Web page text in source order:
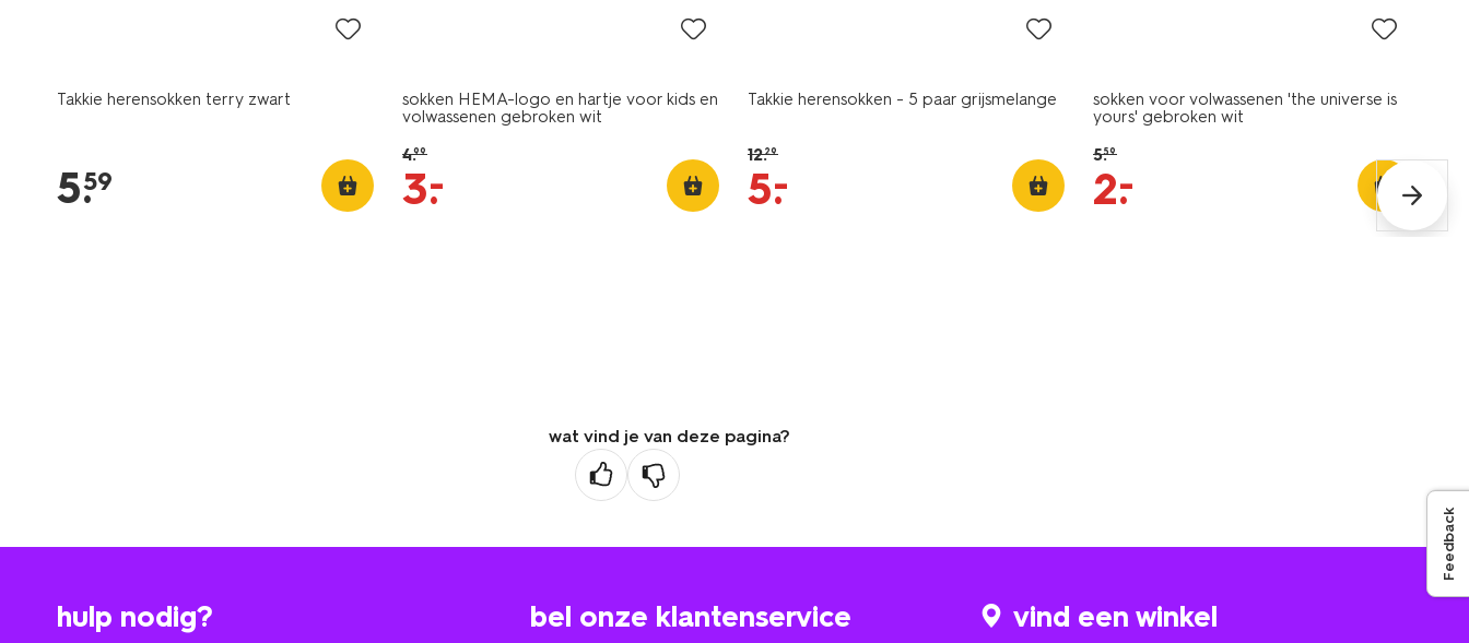
Takkie herensokken terry zwart
5.
59
sokken HEMA-logo en hartje voor kids en
volwassenen gebroken wit
4.99
3.
–
Takkie herensokken - 5 paar grijsmelange
12.29
5.
–
sokken voor volwassenen 'the universe is
yours' gebroken wit
5.59
2.
–
wat vind je van deze pagina?
hulp nodig? bel onze klantenservice vind een winkel
Feedback